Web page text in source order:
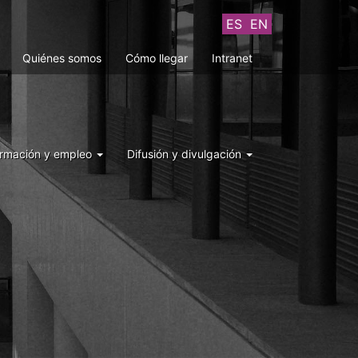
ES EN
Quiénes somos Cómo llegar Intranet
y empleo Difusión y divulgación